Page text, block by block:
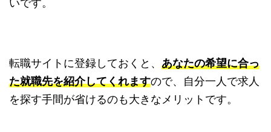
転職サイトに登録しておくと、 あなたの希望に合っ
た就職先を紹介してくれますので、自分一人で求人
を探す手間が省けるのも大きなメリットです。